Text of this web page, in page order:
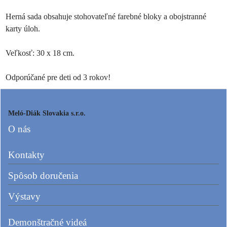
Herná sada obsahuje stohovateľné farebné bloky a obojstranné
karty úloh.
Veľkosť: 30 x 18 cm.
Odporúčané pre deti od 3 rokov!
Meló-Diák Slovakia s.r.o.
O nás
Kontakty
Spôsob doručenia
Výstavy
Demonštračné videá